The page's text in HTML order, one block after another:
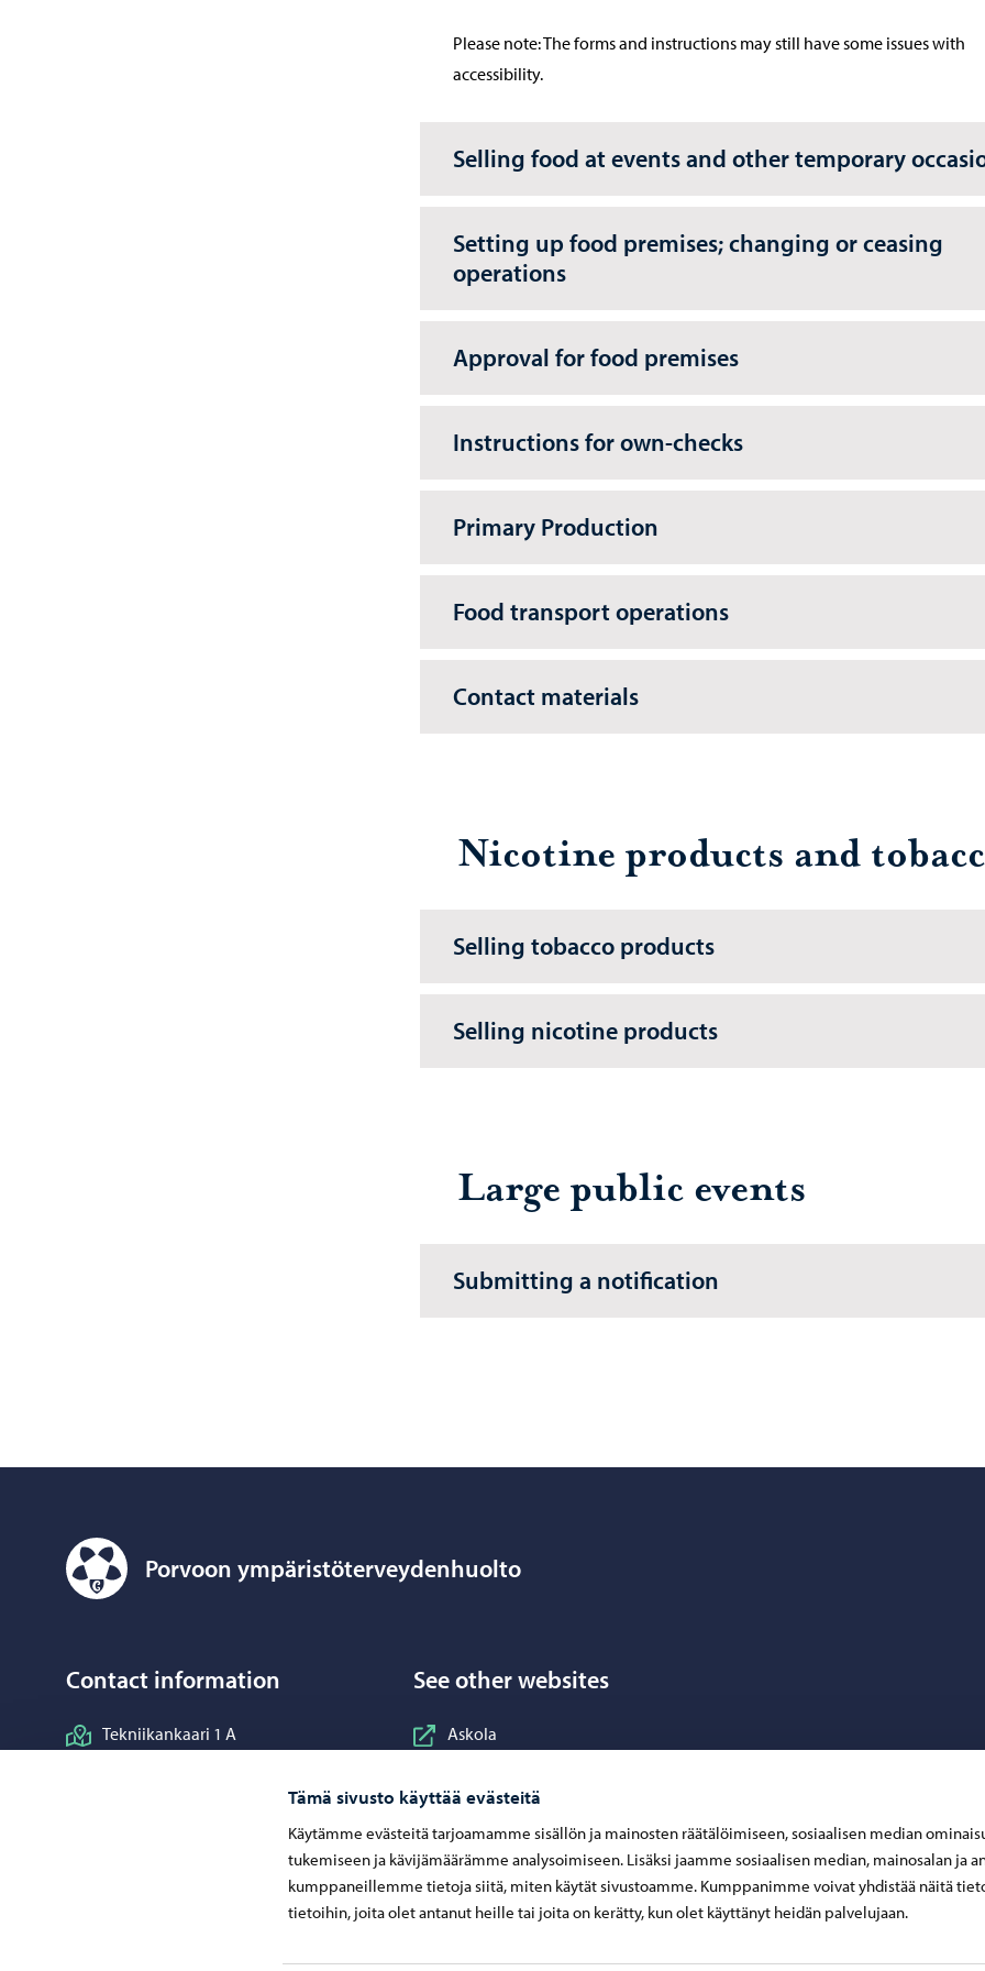
Tämä sivusto käyttää evästeitä
Käytämme evästeitä tarjoamamme sisällön ja mainosten räätälöimiseen, sosiaalisen median
tukemiseen ja kävijämäärämme analysoimiseen. Lisäksi jaamme sosiaalisen median, mainosalan ja
kumppaneillemme tietoja siitä, miten käytät sivustoamme. Kumppanimme voivat yhdistää näitä
tietoihin, joita olet antanut heille tai joita on kerätty, kun olet käyttänyt heidän palvelujaan.
Please note: The forms and instructions may still have some issues with
accessibility.
Selling food at events and other temporary
Setting up food premises; changing or ceasing
operations
Approval for food premises
Instructions for own-checks
Primary Production
Food transport operations
Contact materials
Nicotine products and
Selling tobacco products
Selling nicotine products
Large public events
Submitting a notification
Porvoon ympäristöterveydenhuolto – Move to home page
Porvoon ympäristöterveydenhuolto
Contact information
Tekniikankaari 1 A
See other websites
Askola
Loviisa
Myrskylä
Pornainen
Pukkila